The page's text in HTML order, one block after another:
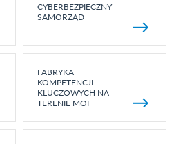
CYBERBEZPIECZNY
SAMORZĄD
FABRYKA
KOMPETENCJI
KLUCZOWYCH NA
TERENIE MOF